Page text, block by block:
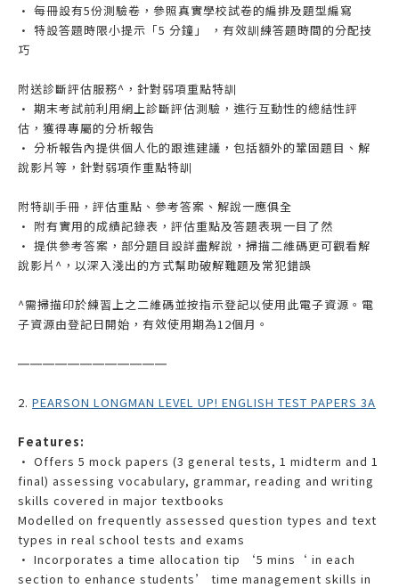
• 每冊設有5份測驗卷，參照真實學校試卷的編排及題型編寫
• 特設答題時限小提示「5 分鐘」 ，有效訓練答題時間的分配技
巧
附送診斷評估服務^，針對弱項重點特訓
• 期末考試前利用網上診斷評估測驗，進行互動性的總結性評
估，獲得專屬的分析報告
• 分析報告內提供個人化的跟進建議，包括額外的鞏固題目、解
說影片等，針對弱項作重點特訓
附特訓手冊，評估重點、參考答案、解說一應俱全
• 附有實用的成績記錄表，評估重點及答題表現一目了然
• 提供參考答案，部分題目設詳盡解說，掃描二維碼更可觀看解
說影片^，以深入淺出的方式幫助破解難題及常犯錯誤
^需掃描印於練習上之二維碼並按指示登記以使用此電子資源。電
子資源由登記日開始，有效使用期為12個月。
————————————
2. PEARSON LONGMAN LEVEL UP! ENGLISH TEST PAPERS 3A
Features:
• Offers 5 mock papers (3 general tests, 1 midterm and 1
final) assessing vocabulary, grammar, reading and writing
skills covered in major textbooks
Modelled on frequently assessed question types and text
types in real school tests and exams
• Incorporates a time allocation tip ‘5 mins‘ in each
section to enhance students’ time management skills in